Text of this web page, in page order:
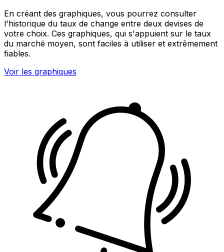
En créant des graphiques, vous pourrez consulter
l'historique du taux de change entre deux devises de
votre choix. Ces graphiques, qui s'appuient sur le taux
du marché moyen, sont faciles à utiliser et extrêmement
fiables.
Voir les graphiques